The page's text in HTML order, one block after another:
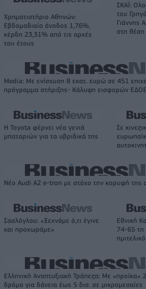
Χρηματιστήριο Αθηνών:
Εβδομαδιαία άνοδος 1,76%,
κέρδη 23,31% από τις αρχές
του έτους
ΣΚΑΪ:
του
Γιάννης
στη θέση
Media: Με ενίσχυση 8 εκατ. ευρώ σε 451
πρόγραμμα στήριξης- Κάλυψη εισφορών
Η Toyota φέρνει νέα γενιά
μπαταριών για τα υβριδικά της
Σε
Νέο Audi A2 e-tron με στόχο την κορυφή της
Σασλόγλου: «Ξεχνάμε ό,τι έγινε
και προχωράμε»
Εθνική
74-65 τη
Ελληνική Αναπτυξιακή Τράπεζα: Με «προίκα»
δρόμο για δάνεια έως 5 δισ. σε μικρομεσαίες